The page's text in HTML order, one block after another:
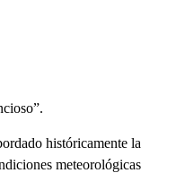
históricamente la
meteorológicas